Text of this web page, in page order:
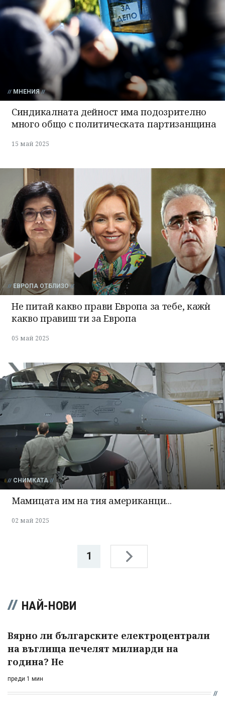
МНЕНИЯ
Синдикалната дейност има подозрително
много общо с политическата партизанщина
15 май 2025
ЕВРОПА ОТБЛИЗО
Не питай какво прави Европа за тебе, кажѝ
какво правиш ти за Европа
05 май 2025
СНИМКАТА
Мамицата им на тия американци...
02 май 2025
1
НАЙ-НОВИ
Вярно ли българските електроцентрали
на въглища печелят милиарди на
година? Не
преди 1 мин